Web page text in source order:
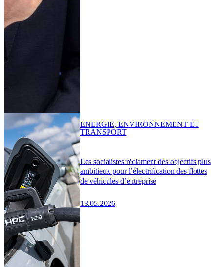
Les socialistes réclament des objectifs plus
ambitieux pour l’électrification des flottes
de véhicules d’entreprise
13.05.2026
ENERGIE, ENVIRONNEMENT ET
TRANSPORT